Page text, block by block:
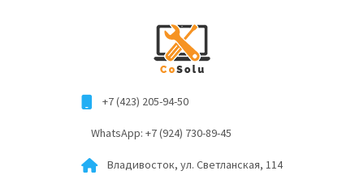
+7 (423) 205-94-50
WhatsApp: +7 (924) 730-89-45
Владивосток, ул. Светланская, 114